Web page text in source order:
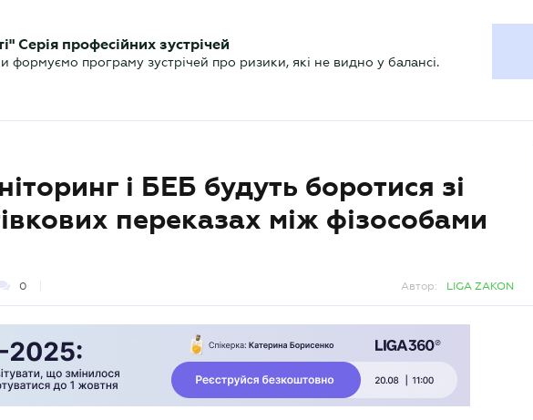
Календар Актуально
Серія професійних зустрічей
формуємо програму зустрічей про ризики, які не видно у балансі.
і БЕБ будуть боротися зі
переказах між фізособами
0 Автор: LIGA ZAKON